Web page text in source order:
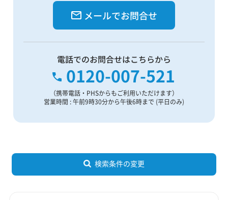
メールでお問合せ
電話でのお問合せはこちらから
0120-007-521
（携帯電話・PHSからもご利用いただけます）
営業時間 : 午前9時30分から午後6時まで (平日のみ)
検索条件の変更